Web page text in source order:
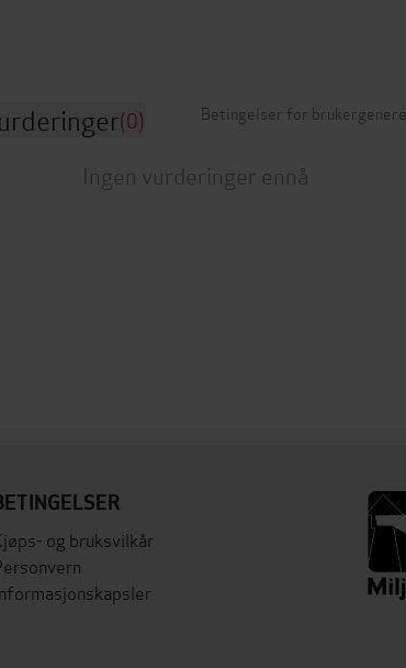
(0) Betingelser for
Ingen vurderinger ennå
og bruksvilkår